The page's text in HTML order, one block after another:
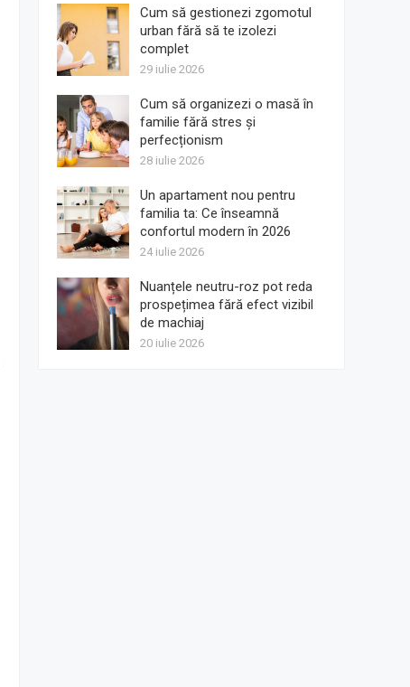
Cum să gestionezi zgomotul
urban fără să te izolezi
complet
29 iulie 2026
Cum să organizezi o masă în
familie fără stres și
perfecționism
28 iulie 2026
Un apartament nou pentru
familia ta: Ce înseamnă
confortul modern în 2026
24 iulie 2026
Nuanțele neutru-roz pot reda
prospețimea fără efect vizibil
de machiaj
20 iulie 2026